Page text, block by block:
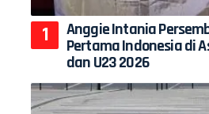
Anggie Intania
Pertama Indonesia di
dan U23 2026